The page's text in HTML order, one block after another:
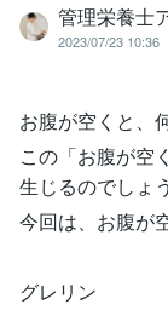
管理栄養士
2023/07/23 10:36
お腹が空くと、
この「お腹が空
生じるのでしょ
今回は、お腹が
グレリン